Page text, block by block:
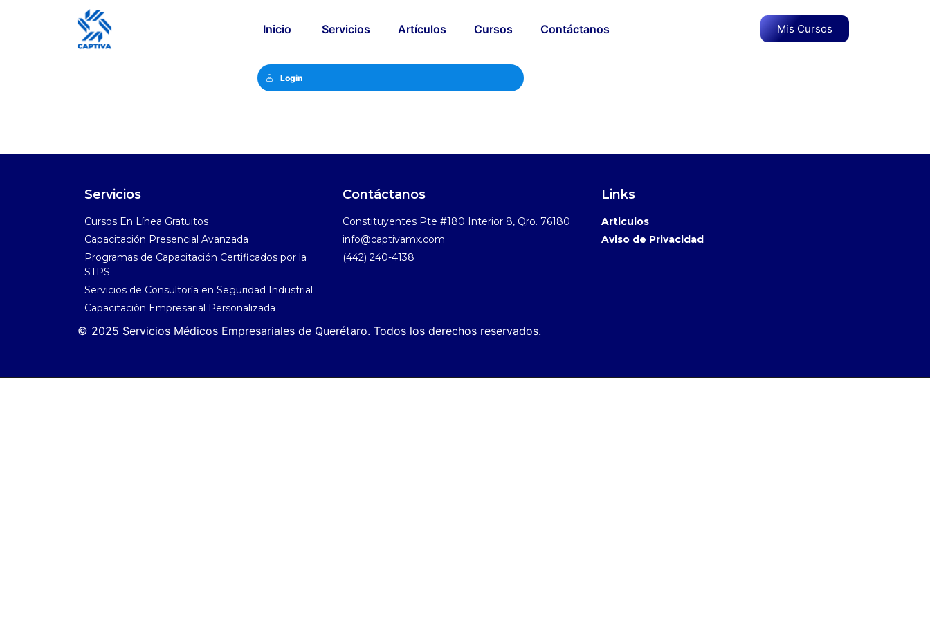
Inicio Servicios Artículos Cursos Contáctanos Mis Cursos
Login
Servicios
Cursos En Línea Gratuitos​
Capacitación Presencial Avanzada​
Programas de Capacitación Certificados por la
STPS​
Servicios de Consultoría en Seguridad Industrial​
Capacitación Empresarial Personalizada
Contáctanos
Constituyentes Pte #180 Interior 8, Qro. 76180
info@captivamx.com
(442) 240-4138
Links
Articulos
Aviso de Privacidad
© 2025 Servicios Médicos Empresariales de Querétaro. Todos los derechos reservados.